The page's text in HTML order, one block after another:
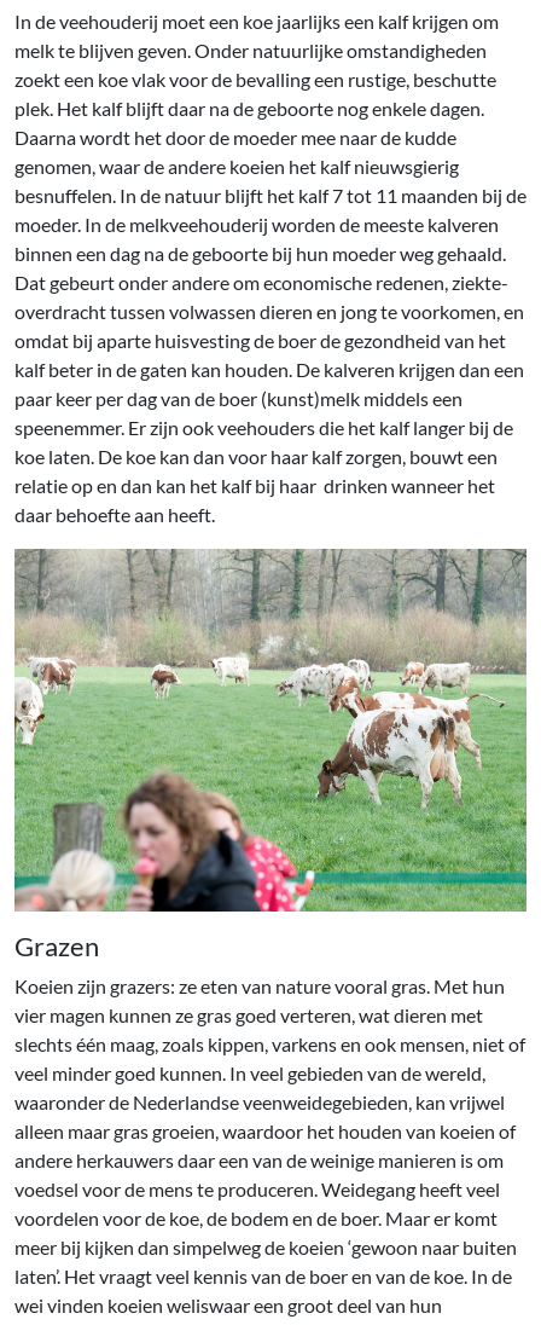
In de veehouderij moet een koe jaarlijks een kalf krijgen om
melk te blijven geven. Onder natuurlijke omstandigheden
zoekt een koe vlak voor de bevalling een rustige, beschutte
plek. Het kalf blijft daar na de geboorte nog enkele dagen.
Daarna wordt het door de moeder mee naar de kudde
genomen, waar de andere koeien het kalf nieuwsgierig
besnuffelen. In de natuur blijft het kalf 7 tot 11 maanden bij de
moeder. In de melkveehouderij worden de meeste kalveren
binnen een dag na de geboorte bij hun moeder weg gehaald.
Dat gebeurt onder andere om economische redenen, ziekte-
overdracht tussen volwassen dieren en jong te voorkomen, en
omdat bij aparte huisvesting de boer de gezondheid van het
kalf beter in de gaten kan houden. De kalveren krijgen dan een
paar keer per dag van de boer (kunst)melk middels een
speenemmer. Er zijn ook veehouders die het kalf langer bij de
koe laten. De koe kan dan voor haar kalf zorgen, bouwt een
relatie op en dan kan het kalf bij haar drinken wanneer het
daar behoefte aan heeft.
Grazen
Koeien zijn grazers: ze eten van nature vooral gras. Met hun
vier magen kunnen ze gras goed verteren, wat dieren met
slechts één maag, zoals kippen, varkens en ook mensen, niet of
veel minder goed kunnen. In veel gebieden van de wereld,
waaronder de Nederlandse veenweidegebieden, kan vrijwel
alleen maar gras groeien, waardoor het houden van koeien of
andere herkauwers daar een van de weinige manieren is om
voedsel voor de mens te produceren. Weidegang heeft veel
voordelen voor de koe, de bodem en de boer. Maar er komt
meer bij kijken dan simpelweg de koeien ‘gewoon naar buiten
laten’. Het vraagt veel kennis van de boer en van de koe. In de
wei vinden koeien weliswaar een groot deel van hun